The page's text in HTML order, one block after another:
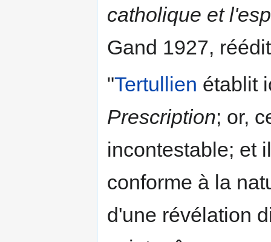
catholique et
Gand 1927,
"Tertullien établit
Prescription; or,
incontestable; et
conforme à la
d'une révélation